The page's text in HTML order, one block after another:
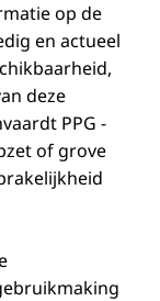
op de
en actueel
deze
PPG -
of grove